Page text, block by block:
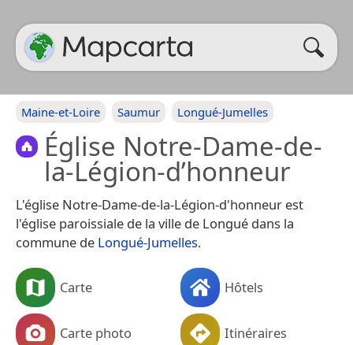
Maine-et-Loire Saumur Longué-Jumelles
Église Notre-Dame-de-
la-Légion-d’honneur
L'église Notre-Dame-de-la-Légion-d'honneur est
l'église paroissiale de la ville de Longué dans la
commune de Longué-Jumelles.
Carte Hôtels
Carte photo Itinéraires